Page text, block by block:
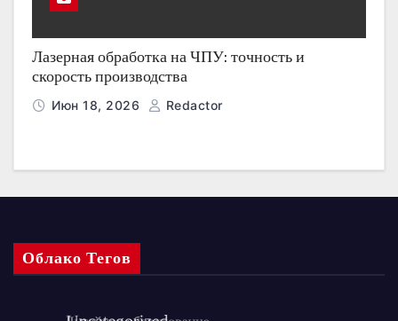
Лазерная обработка на ЧПУ: точность и
скорость производства
Июн 18, 2026 Redactor
Облако Тегов